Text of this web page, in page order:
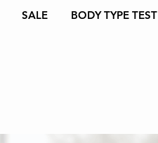
SALE BODY TYPE TEST